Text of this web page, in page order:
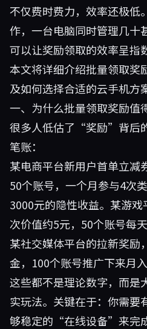
不仅费时费力，效率还极低
作，一台电脑同时管理几十
可以让奖励领取的效率呈指
本文将详细介绍批量领取奖
及如何选择合适的云手机方
一、为什么批量领取奖励值
很多人低估了“奖励”背后
笔账：
某电商平台新用户首单立减
50个账号，一个月参与4次
3000元的隐性收益。某游
次价值约5元，50个账号每
某社交媒体平台的拉新奖励
金，100个账号推广下来月入
这些都不是理论数字，而是
实玩法。关键在于：你需要
够稳定的“在线设备”来完